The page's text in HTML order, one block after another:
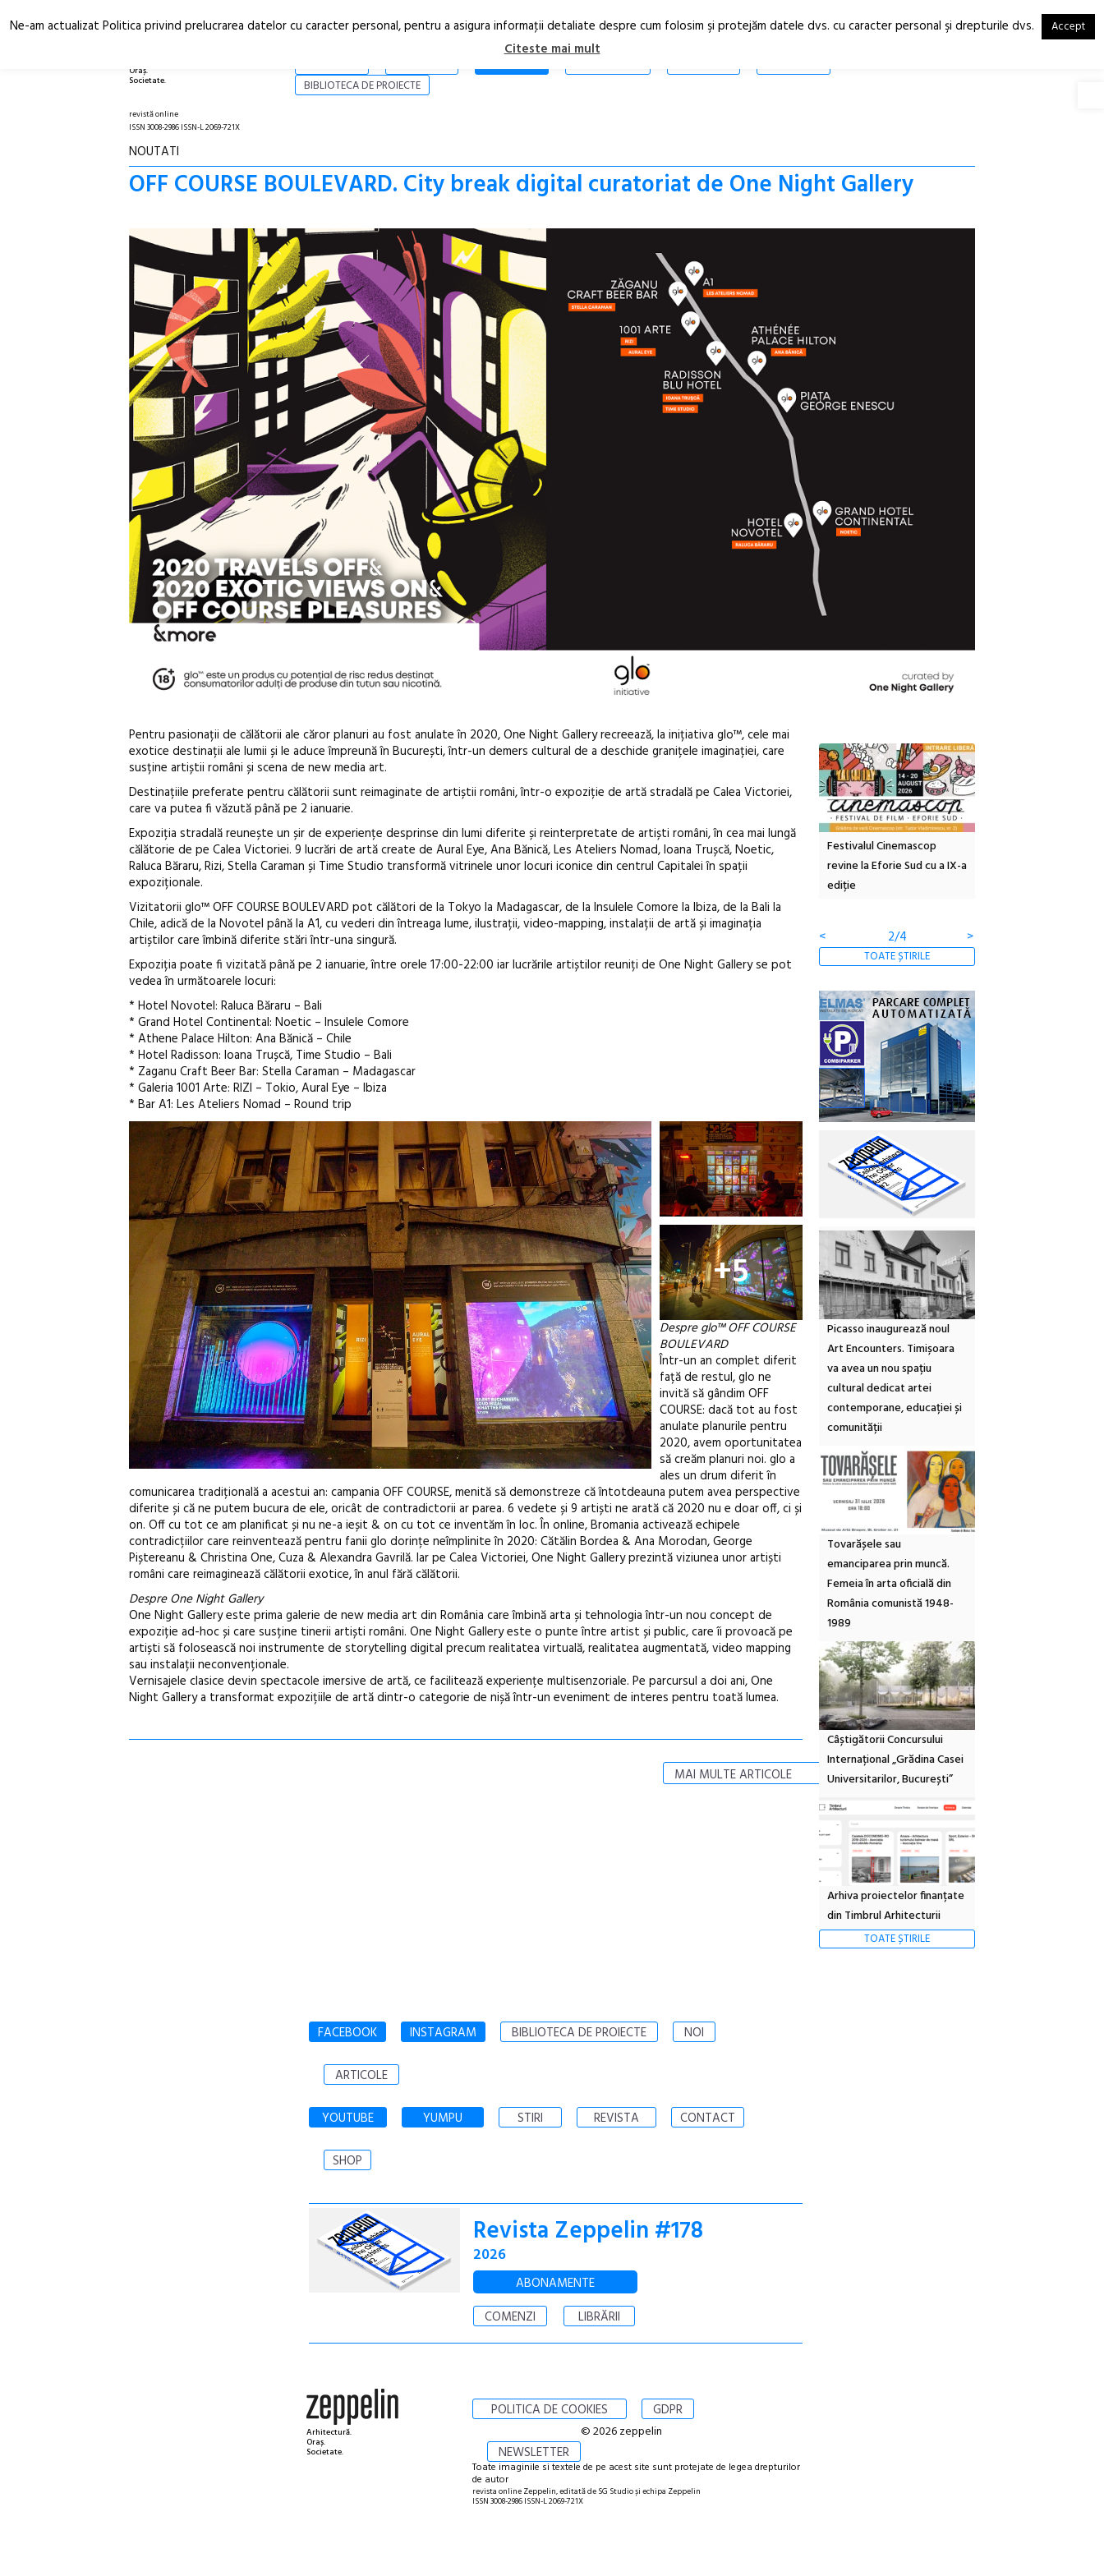
Oraș.
Societate.
RO
EN
STIRI
BIBLIOTECA DE PROIECTE
revistă online
ISSN 3008-2986 ISSN-L 2069-721X
NOUTATI
OFF COURSE BOULEVARD. City break digital curatoriat de One Night Gallery
Pentru pasionații de călătorii ale căror planuri au fost anulate în 2020, One Night Gallery recreează, la inițiativa glo™, cele mai
exotice destinații ale lumii și le aduce împreună în București, într-un demers cultural de a deschide granițele imaginației, care
susține artiștii români și scena de new media art.
Destinațiile preferate pentru călătorii sunt reimaginate de artiștii români, într-o expoziție de artă stradală pe Calea Victoriei,
care va putea fi văzută până pe 2 ianuarie.
Expoziția stradală reunește un șir de experiențe desprinse din lumi diferite și reinterpretate de artiști români, în cea mai lungă
călătorie de pe Calea Victoriei. 9 lucrări de artă create de Aural Eye, Ana Bănică, Les Ateliers Nomad, Ioana Trușcă, Noetic,
Raluca Băraru, Rizi, Stella Caraman și Time Studio transformă vitrinele unor locuri iconice din centrul Capitalei în spații
expoziționale.
Vizitatorii glo™ OFF COURSE BOULEVARD pot călători de la Tokyo la Madagascar, de la Insulele Comore la Ibiza, de la Bali la
Chile, adică de la Novotel până la A1, cu vederi din întreaga lume, ilustrații, video-mapping, instalații de artă și imaginația
artiștilor care îmbină diferite stări într-una singură.
Expoziția poate fi vizitată până pe 2 ianuarie, între orele 17:00-22:00 iar lucrările artiștilor reuniți de One Night Gallery se pot
vedea în următoarele locuri:
* Hotel Novotel: Raluca Băraru – Bali
* Grand Hotel Continental: Noetic – Insulele Comore
* Athene Palace Hilton: Ana Bănică – Chile
* Hotel Radisson: Ioana Trușcă, Time Studio – Bali
* Zaganu Craft Beer Bar: Stella Caraman – Madagascar
* Galeria 1001 Arte: RIZI – Tokio, Aural Eye – Ibiza
* Bar A1: Les Ateliers Nomad – Round trip
+5
Despre glo™ OFF COURSE
BOULEVARD
Într-un an complet diferit
față de restul, glo ne
invită să gândim OFF
COURSE: dacă tot au fost
anulate planurile pentru
2020, avem oportunitatea
să creăm planuri noi. glo a
ales un drum diferit în
comunicarea tradițională a acestui an: campania OFF COURSE, menită să demonstreze că întotdeauna putem avea perspective
diferite și că ne putem bucura de ele, oricât de contradictorii ar parea. 6 vedete și 9 artiști ne arată că 2020 nu e doar off, ci și
on. Off cu tot ce am planificat și nu ne-a ieșit & on cu tot ce inventăm în loc. În online, Bromania activează echipele
contradicțiilor care reinventează pentru fanii glo dorințe neîmplinite în 2020: Cătălin Bordea & Ana Morodan, George
Piștereanu & Christina One, Cuza & Alexandra Gavrilă. Iar pe Calea Victoriei, One Night Gallery prezintă viziunea unor artiști
români care reimaginează călătorii exotice, în anul fără călătorii.
Despre One Night Gallery
One Night Gallery este prima galerie de new media art din România care îmbină arta și tehnologia într-un nou concept de
expoziție ad-hoc și care susține tinerii artiști români. One Night Gallery este o punte între artist și public, care îi provoacă pe
artiști să folosească noi instrumente de storytelling digital precum realitatea virtuală, realitatea augmentată, video mapping
sau instalații neconvenționale.
Vernisajele clasice devin spectacole imersive de artă, ce facilitează experiențe multisenzoriale. Pe parcursul a doi ani, One
Night Gallery a transformat expozițiile de artă dintr-o categorie de nișă într-un eveniment de interes pentru toată lumea.
MAI MULTE ARTICOLE
Anuala de artă urbană
Artown NOW #5:
Festivalul Cinemascop
revine la Eforie Sud cu a IX-a
ediție
<
2/4 >
TOATE ȘTIRILE
Picasso inaugurează noul
Art Encounters. Timișoara
va avea un nou spațiu
cultural dedicat artei
contemporane, educației și
comunității
Tovarășele sau
emanciparea prin muncă.
Femeia în arta oficială din
România comunistă 1948-
1989
Câștigătorii Concursului
Internațional „Grădina Casei
Universitarilor, București”
Arhiva proiectelor finanțate
din Timbrul Arhitecturii
TOATE ȘTIRILE
FACEBOOK INSTAGRAM BIBLIOTECA DE PROIECTE NOI
ARTICOLE
YOUTUBE YUMPU STIRI REVISTA CONTACT
SHOP
Revista Zeppelin #178
2026
ABONAMENTE
COMENZI
LIBRĂRII
Arhitectură.
Oraș.
Societate.
POLITICA DE COOKIES GDPR
NEWSLETTER
© 2026 zeppelin
Toate imaginile si textele de pe acest site sunt protejate de legea drepturilor
de autor
revista online Zeppelin, editată de SG Studio și echipa Zeppelin
ISSN 3008-2986 ISSN-L 2069-721X
Ne-am actualizat Politica privind prelucrarea datelor cu caracter personal, pentru a asigura informaţii detaliate despre cum folosim şi protejăm datele dvs. cu caracter personal şi drepturile dvs. Accept
Citeste mai mult